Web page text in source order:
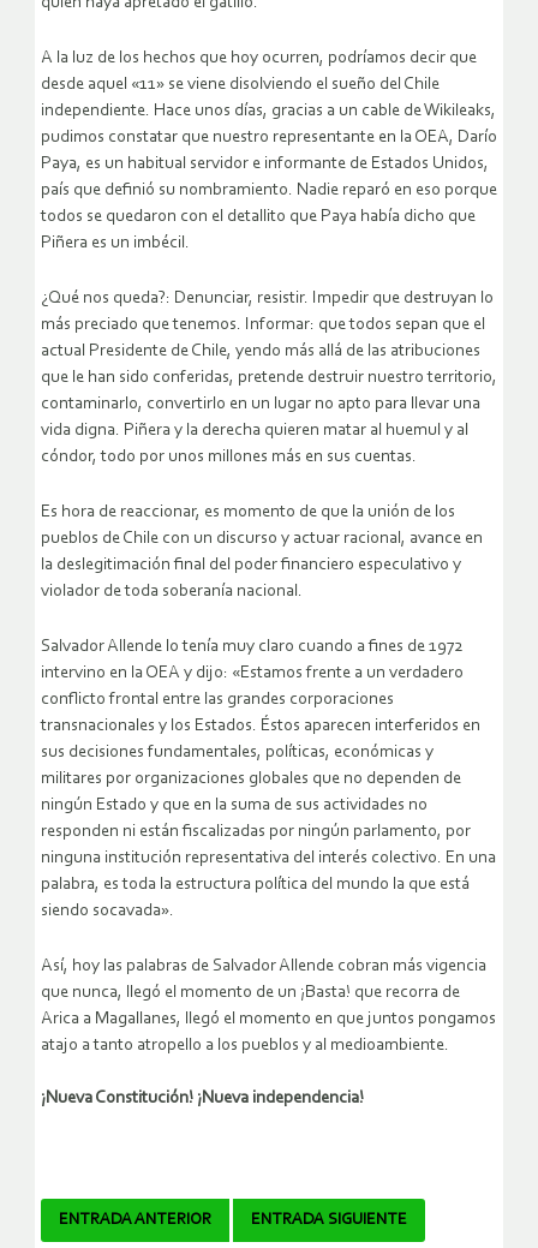
A la luz de los hechos que hoy ocurren, podríamos decir que
desde aquel «11» se viene disolviendo el sueño del Chile
independiente. Hace unos días, gracias a un cable de Wikileaks,
pudimos constatar que nuestro representante en la OEA, Darío
Paya, es un habitual servidor e informante de Estados Unidos,
país que definió su nombramiento. Nadie reparó en eso porque
todos se quedaron con el detallito que Paya había dicho que
Piñera es un imbécil.
¿Qué nos queda?: Denunciar, resistir. Impedir que destruyan lo
más preciado que tenemos. Informar: que todos sepan que el
actual Presidente de Chile, yendo más allá de las atribuciones
que le han sido conferidas, pretende destruir nuestro territorio,
contaminarlo, convertirlo en un lugar no apto para llevar una
vida digna. Piñera y la derecha quieren matar al huemul y al
cóndor, todo por unos millones más en sus cuentas.
Es hora de reaccionar, es momento de que la unión de los
pueblos de Chile con un discurso y actuar racional, avance en
la deslegitimación final del poder financiero especulativo y
violador de toda soberanía nacional.
Salvador Allende lo tenía muy claro cuando a fines de 1972
intervino en la OEA y dijo: «Estamos frente a un verdadero
conflicto frontal entre las grandes corporaciones
transnacionales y los Estados. Éstos aparecen interferidos en
sus decisiones fundamentales, políticas, económicas y
militares por organizaciones globales que no dependen de
ningún Estado y que en la suma de sus actividades no
responden ni están fiscalizadas por ningún parlamento, por
ninguna institución representativa del interés colectivo. En una
palabra, es toda la estructura política del mundo la que está
siendo socavada».
Así, hoy las palabras de Salvador Allende cobran más vigencia
que nunca, llegó el momento de un ¡Basta! que recorra de
Arica a Magallanes, llegó el momento en que juntos pongamos
atajo a tanto atropello a los pueblos y al medioambiente.
¡Nueva Constitución! ¡Nueva independencia!
Navegador
ENTRADA ANTERIOR ENTRADA SIGUIENTE